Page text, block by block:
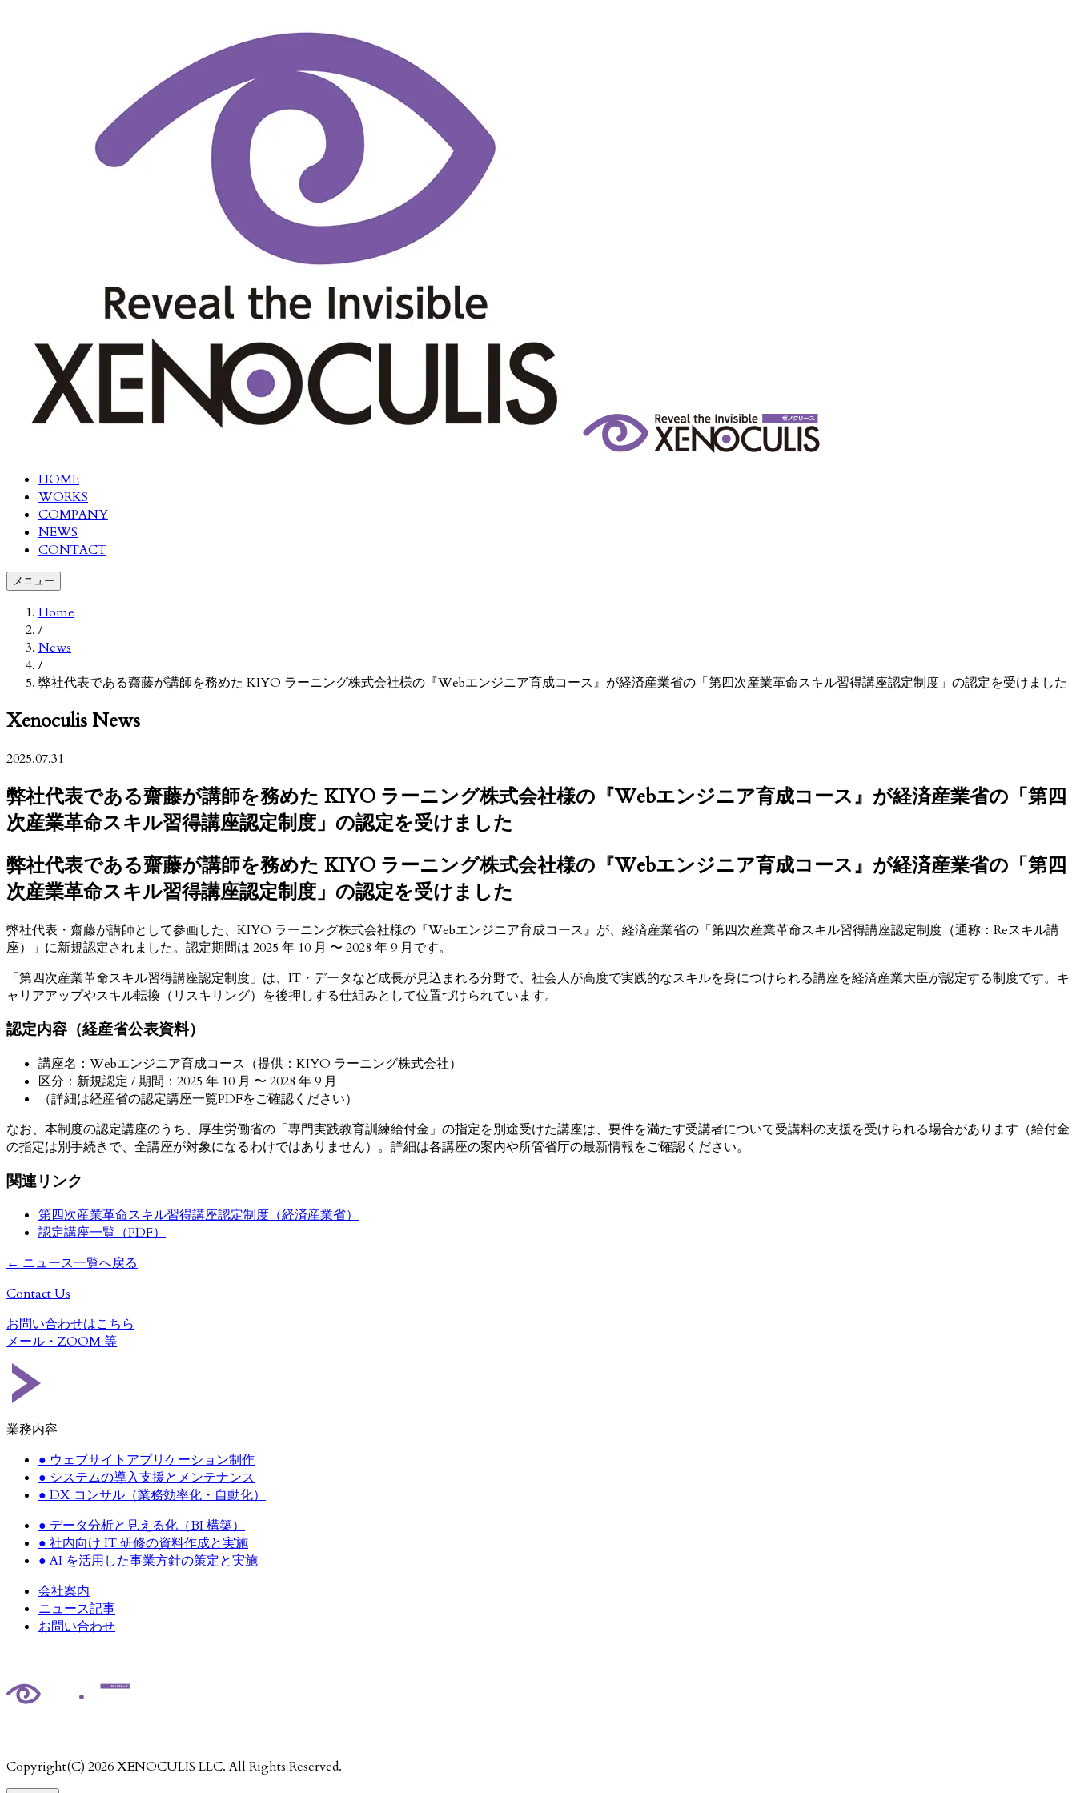
HOME
WORKS
COMPANY
NEWS
CONTACT
メニュー
Home
/
News
/
弊社代表である齋藤が講師を務めた KIYO ラーニング株式会社様の『Webエンジニア育成コース』が経済産業省の「第四次産業革命スキル習得講座認定制度」の認定を受けました
Xenoculis News
2025.07.31
弊社代表である齋藤が講師を務めた KIYO ラーニング株式会社様の『Webエンジニア育成コース』が経済産業省の「第四
次産業革命スキル習得講座認定制度」の認定を受けました
弊社代表である齋藤が講師を務めた KIYO ラーニング株式会社様の『Webエンジニア育成コース』が経済産業省の「第四
次産業革命スキル習得講座認定制度」の認定を受けました
弊社代表・齋藤が講師として参画した、KIYO ラーニング株式会社様の『Webエンジニア育成コース』が、経済産業省の「第四次産業革命スキル習得講座認定制度（通称：Reスキル講
座）」に新規認定されました。認定期間は 2025 年 10 月 〜 2028 年 9 月です。
「第四次産業革命スキル習得講座認定制度」は、IT・データなど成長が見込まれる分野で、社会人が高度で実践的なスキルを身につけられる講座を経済産業大臣が認定する制度です。キ
ャリアアップやスキル転換（リスキリング）を後押しする仕組みとして位置づけられています。
認定内容（経産省公表資料）
講座名：Webエンジニア育成コース（提供：KIYO ラーニング株式会社）
区分：新規認定 / 期間：2025 年 10 月 〜 2028 年 9 月
（詳細は経産省の認定講座一覧PDFをご確認ください）
なお、本制度の認定講座のうち、厚生労働省の「専門実践教育訓練給付金」の指定を別途受けた講座は、要件を満たす受講者について受講料の支援を受けられる場合があります（給付金
の指定は別手続きで、全講座が対象になるわけではありません）。詳細は各講座の案内や所管省庁の最新情報をご確認ください。
関連リンク
第四次産業革命スキル習得講座認定制度（経済産業省）
認定講座一覧（PDF）
← ニュース一覧へ戻る
Contact Us
お問い合わせはこちら
メール・ZOOM等
業務内容
●ウェブサイトアプリケーション制作
●システムの導入支援とメンテナンス
●DX コンサル（業務効率化・自動化）
●データ分析と見える化（BI 構築）
●社内向け IT 研修の資料作成と実施
●AI を活用した事業方針の策定と実施
会社案内
ニュース記事
お問い合わせ
Copyright(C) 2026XENOCULIS LLC. All Rights Reserved.